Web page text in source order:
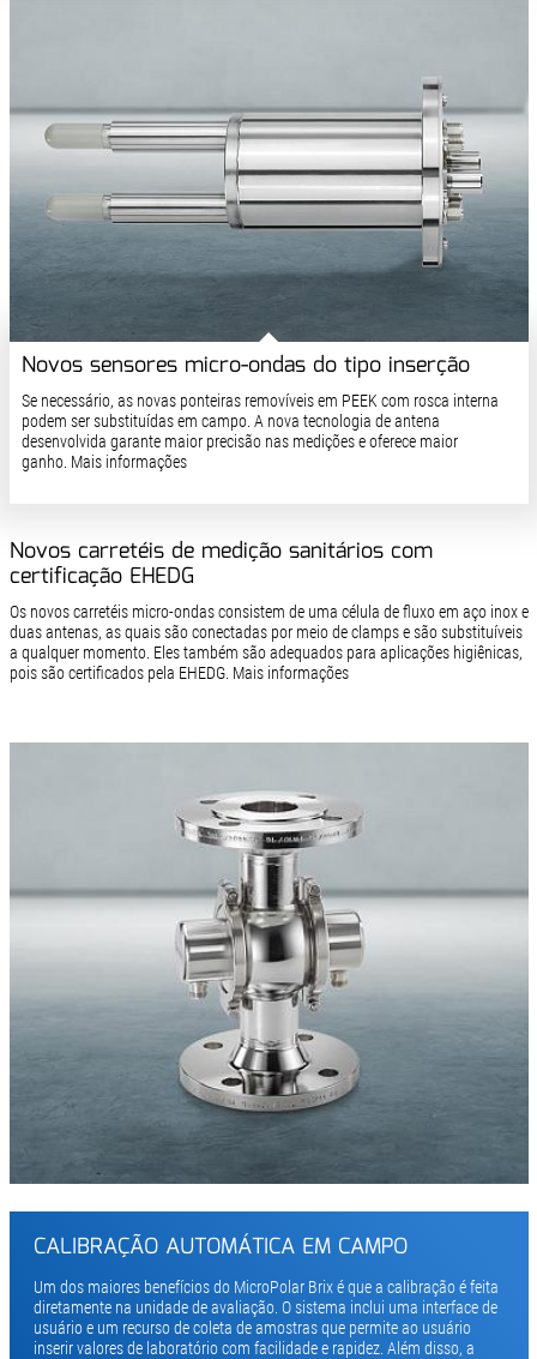
Novos sensores micro-ondas do tipo inserção
Se necessário, as novas ponteiras removíveis em PEEK com rosca interna
podem ser substituídas em campo. A nova tecnologia de antena
desenvolvida garante maior precisão nas medições e oferece maior
ganho. Mais informações
Novos carretéis de medição sanitários com
certificação EHEDG
Os novos carretéis micro-ondas consistem de uma célula de fluxo em aço inox e
duas antenas, as quais são conectadas por meio de clamps e são substituíveis
a qualquer momento. Eles também são adequados para aplicações higiênicas,
pois são certificados pela EHEDG. Mais informações
CALIBRAÇÃO AUTOMÁTICA EM CAMPO
Um dos maiores benefícios do MicroPolar Brix é que a calibração é feita
diretamente na unidade de avaliação. O sistema inclui uma interface de
usuário e um recurso de coleta de amostras que permite ao usuário
inserir valores de laboratório com facilidade e rapidez. Além disso, a